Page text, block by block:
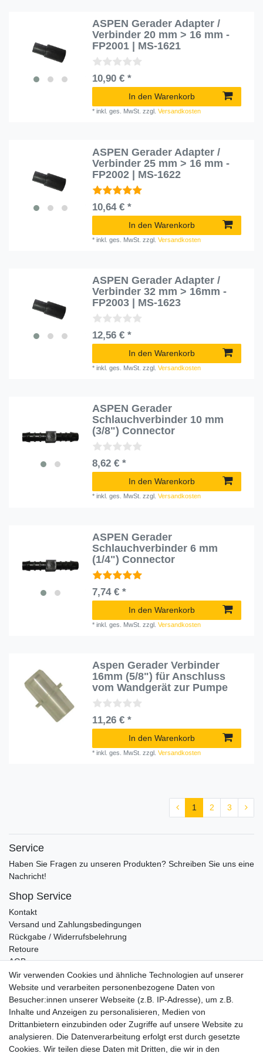
ASPEN Gerader Adapter /
Verbinder 20 mm > 16 mm -
FP2001 | MS-1621
10,90 € *
In den Warenkorb
*inkl. ges. MwSt. zzgl.Versandkosten
ASPEN Gerader Adapter /
Verbinder 25 mm > 16 mm -
FP2002 | MS-1622
10,64 € *
In den Warenkorb
*inkl. ges. MwSt. zzgl.Versandkosten
ASPEN Gerader Adapter /
Verbinder 32 mm > 16mm -
FP2003 | MS-1623
12,56 € *
In den Warenkorb
*inkl. ges. MwSt. zzgl.Versandkosten
ASPEN Gerader
Schlauchverbinder 10 mm
(3/8") Connector
8,62 € *
In den Warenkorb
*inkl. ges. MwSt. zzgl.Versandkosten
ASPEN Gerader
Schlauchverbinder 6 mm
(1/4") Connector
7,74 € *
In den Warenkorb
*inkl. ges. MwSt. zzgl.Versandkosten
Aspen Gerader Verbinder
16mm (5/8") für Anschluss
vom Wandgerät zur Pumpe
11,26 € *
In den Warenkorb
*inkl. ges. MwSt. zzgl.Versandkosten
1 2 3
Service
Haben Sie Fragen zu unseren Produkten? Schreiben Sie uns eine
Nachricht!
Shop Service
Kontakt
Versand und Zahlungsbedingungen
Rückgabe / Widerrufsbelehrung
Retoure
AGB
Vertrag widerrufen
Informationen
Datenschutz
Impressum
Wir verwenden Cookies und ähnliche Technologien auf unserer
Website und verarbeiten personenbezogene Daten von
Besucher:innen unserer Webseite (z.B. IP-Adresse), um z.B.
Inhalte und Anzeigen zu personalisieren, Medien von
Drittanbietern einzubinden oder Zugriffe auf unsere Website zu
analysieren. Die Datenverarbeitung erfolgt erst durch gesetzte
Cookies. Wir teilen diese Daten mit Dritten, die wir in den